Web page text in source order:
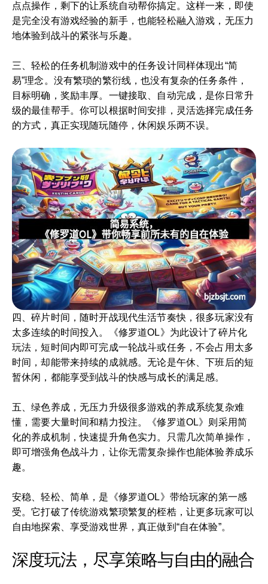
点点操作，剩下的让系统自动帮你搞定。这样一来，即使
是完全没有游戏经验的新手，也能轻松融入游戏，无压力
地体验到战斗的紧张与乐趣。
三、轻松的任务机制游戏中的任务设计同样体现出“简
易”理念。没有繁琐的繁衍线，也没有复杂的任务条件，
目标明确，奖励丰厚。一键接取、自动完成，是你日常升
级的最佳帮手。你可以根据时间安排，灵活选择完成任务
的方式，真正实现随玩随停，休闲娱乐两不误。
四、碎片时间，随时开战现代生活节奏快，很多玩家没有
太多连续的时间投入。《修罗道OL》为此设计了碎片化
玩法，短时间内即可完成一轮战斗或任务，不会占用太多
时间，却能带来持续的成就感。无论是午休、下班后的短
暂休闲，都能享受到战斗的快感与成长的满足感。
五、绿色养成，无压力升级很多游戏的养成系统复杂难
懂，需要大量时间和精力投注。《修罗道OL》则采用简
化的养成机制，快速提升角色实力。只需几次简单操作，
即可增强角色战斗力，让你无需复杂操作也能体验养成乐
趣。
安稳、轻松、简单，是《修罗道OL》带给玩家的第一感
受。它打破了传统游戏繁琐繁复的桎梏，让更多玩家可以
自由地探索、享受游戏世界，真正做到“自在体验”。
深度玩法，尽享策略与自由的融合